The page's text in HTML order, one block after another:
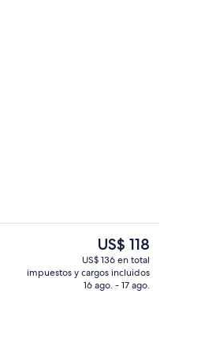
Terraza o patio
El
precio
actual
es
US$ 118
US$ 136 en total
impuestos y cargos incluidos
16 ago. - 17 ago.